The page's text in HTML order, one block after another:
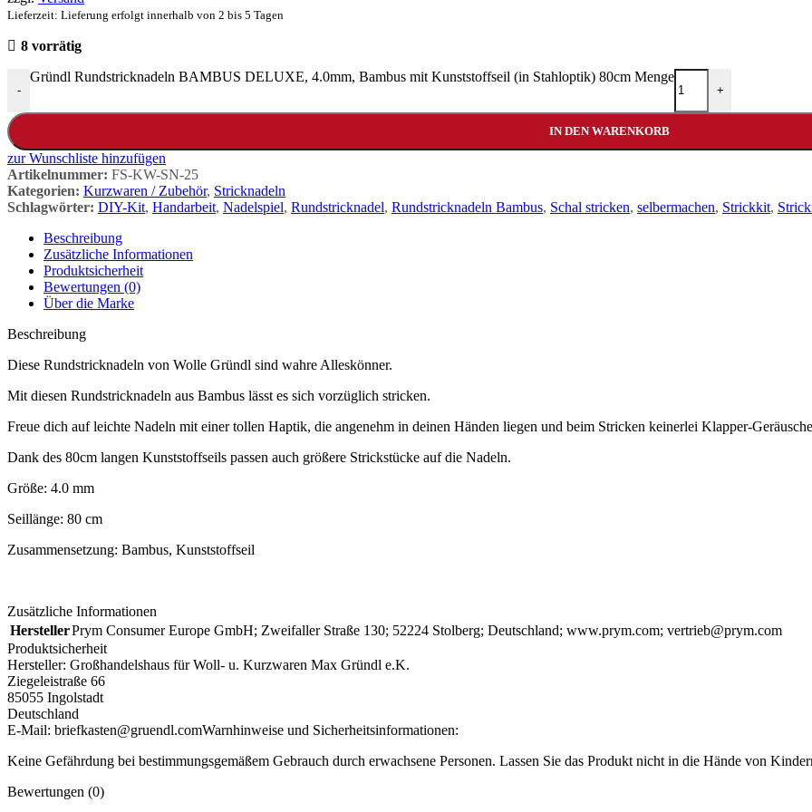
Lieferzeit: Lieferung erfolgt innerhalb von 2 bis 5 Tagen
8 vorrätig
-
Gründl Rundstricknadeln BAMBUS DELUXE, 4.0mm, Bambus mit Kunststoffseil (in Stahloptik) 80cm Menge
+
IN DEN WARENKORB
zur Wunschliste hinzufügen
Artikelnummer: FS-KW-SN-25
Kategorien: Kurzwaren / Zubehör, Stricknadeln
Schlagwörter: DIY-Kit, Handarbeit, Nadelspiel, Rundstricknadel, Rundstricknadeln Bambus, Schal stricken, selbermachen, Strickkit,
Beschreibung
Zusätzliche Informationen
Produktsicherheit
Bewertungen (0)
Über die Marke
Beschreibung
Diese Rundstricknadeln von Wolle Gründl sind wahre Alleskönner.
Mit diesen Rundstricknadeln aus Bambus lässt es sich vorzüglich stricken.
Freue dich auf leichte Nadeln mit einer tollen Haptik, die angenehm in deinen Händen liegen und beim Stricken keinerlei Klapper-
Dank des 80cm langen Kunststoffseils passen auch größere Strickstücke auf die Nadeln.
Größe: 4.0 mm
Seillänge: 80 cm
Zusammensetzung: Bambus, Kunststoffseil
Zusätzliche Informationen
HerstellerPrym Consumer Europe GmbH; Zweifaller Straße 130; 52224 Stolberg; Deutschland; www.prym.com; vertrieb@prym.com
Produktsicherheit
Hersteller: Großhandelshaus für Woll- u. Kurzwaren Max Gründl e.K.
Ziegeleistraße 66
85055 Ingolstadt
Deutschland
E-Mail: briefkasten@gruendl.comWarnhinweise und Sicherheitsinformationen:
Keine Gefährdung bei bestimmungsgemäßem Gebrauch durch erwachsene Personen. Lassen Sie das Produkt nicht in die Hände von
Bewertungen (0)